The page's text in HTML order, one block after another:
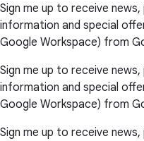
Sign me up to receive
information and special
Google Workspace) from
Sign me up to receive
information and special
Google Workspace) from
Sign me up to receive